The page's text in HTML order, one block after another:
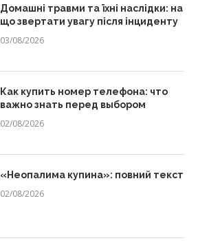
Домашні травми та їхні наслідки: на
що звертати увагу після інциденту
03/08/2026
Как купить номер телефона: что
важно знать перед выбором
02/08/2026
«Неопалима купина»: повний текст
02/08/2026